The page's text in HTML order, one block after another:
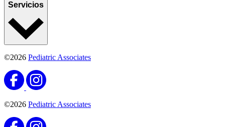
Servicios
©2026 Pediatric Associates
©2026 Pediatric Associates